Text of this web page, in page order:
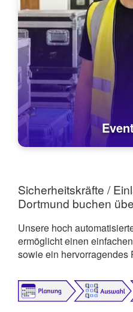
Sicherheitskräfte /
Dortmund buchen
Unsere hoch
ermöglicht einen
sowie ein hervorragendes